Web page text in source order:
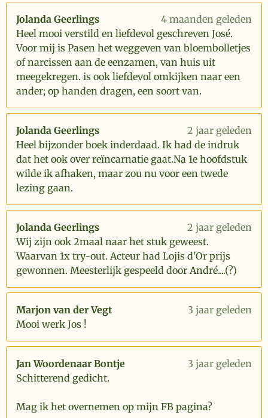
Jolanda Geerlings
4 maanden geleden
Heel mooi verstild en liefdevol geschreven José.
Voor mij is Pasen het weggeven van bloembolletjes
of narcissen aan de eenzamen, van huis uit
meegekregen. is ook liefdevol omkijken naar een
ander; op handen dragen, een soort van.
Jolanda Geerlings
2 jaar geleden
Heel bijzonder boek inderdaad. Ik had de indruk
dat het ook over reïncarnatie gaat.Na 1e hoofdstuk
wilde ik afhaken, maar zou nu voor een twede
lezing gaan.
Jolanda Geerlings
2 jaar geleden
Wij zijn ook 2maal naar het stuk geweest.
Waarvan 1x try-out. Acteur had Lojis d'Or prijs
gewonnen. Meesterlijk gespeeld door André....(?)
Marjon van der Vegt
3 jaar geleden
Mooi werk Jos !
Jan Woordenaar Bontje
3 jaar geleden
Schitterend gedicht.
Mag ik het overnemen op mijn FB pagina?